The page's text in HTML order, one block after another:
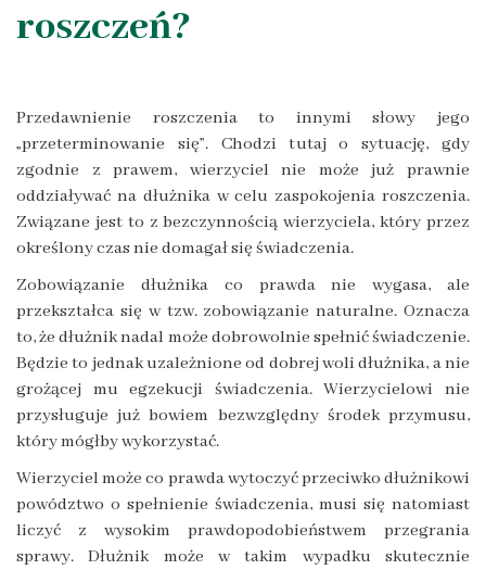
roszczeń?
Przedawnienie roszczenia to innymi słowy jego
„przeterminowanie się”. Chodzi tutaj o sytuację, gdy
zgodnie z prawem, wierzyciel nie może już prawnie
oddziaływać na dłużnika w celu zaspokojenia roszczenia.
Związane jest to z bezczynnością wierzyciela, który przez
określony czas nie domagał się świadczenia.
Zobowiązanie dłużnika co prawda nie wygasa, ale
przekształca się w tzw. zobowiązanie naturalne. Oznacza
to, że dłużnik nadal może dobrowolnie spełnić świadczenie.
Będzie to jednak uzależnione od dobrej woli dłużnika, a nie
grożącej mu egzekucji świadczenia. Wierzycielowi nie
przysługuje już bowiem bezwzględny środek przymusu,
który mógłby wykorzystać.
Wierzyciel może co prawda wytoczyć przeciwko dłużnikowi
powództwo o spełnienie świadczenia, musi się natomiast
liczyć z wysokim prawdopodobieństwem przegrania
sprawy. Dłużnik może w takim wypadku skutecznie